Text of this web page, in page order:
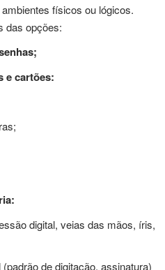
físicos ou lógicos.
das opções:
e cartões:
digital, veias das mãos, íris,
de digitação, assinatura)